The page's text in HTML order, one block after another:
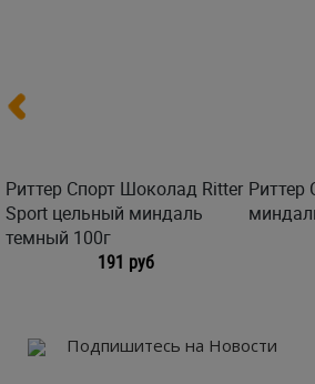
Риттер Спорт Шоколад Ritter
Sport цельный миндаль
темный 100г
191 руб
Риттер
Подпишитесь на Новости